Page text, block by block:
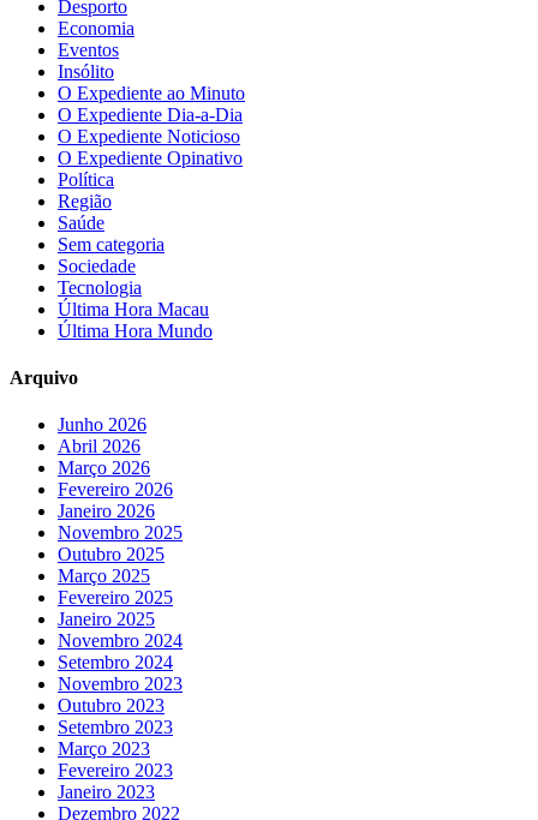
Desporto
Economia
Eventos
Insólito
O Expediente ao Minuto
O Expediente Dia-a-Dia
O Expediente Noticioso
O Expediente Opinativo
Política
Região
Saúde
Sem categoria
Sociedade
Tecnologia
Última Hora Macau
Última Hora Mundo
Arquivo
Junho 2026
Abril 2026
Março 2026
Fevereiro 2026
Janeiro 2026
Novembro 2025
Outubro 2025
Março 2025
Fevereiro 2025
Janeiro 2025
Novembro 2024
Setembro 2024
Novembro 2023
Outubro 2023
Setembro 2023
Março 2023
Fevereiro 2023
Janeiro 2023
Dezembro 2022